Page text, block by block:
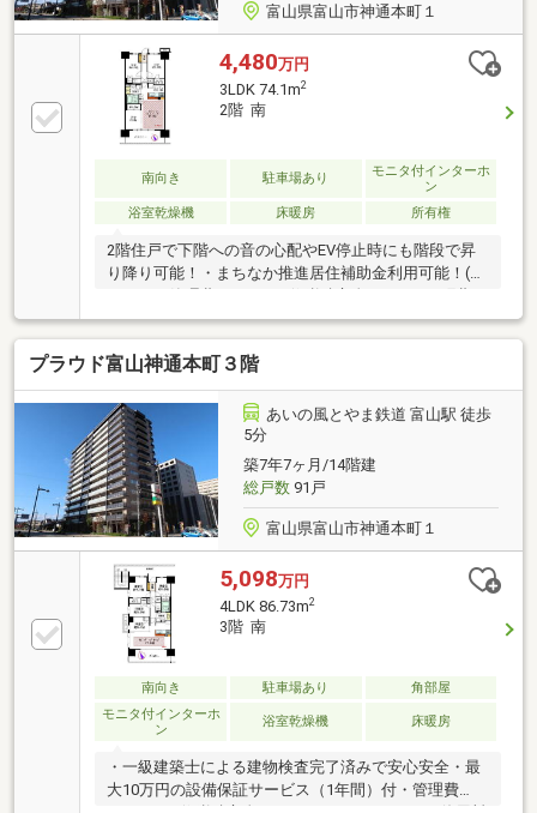
富山県富山市神通本町１
4,480万円
3LDK 74.1m2
2階 南
南向き 駐車場あり
モニタ付インターホ
ン
浴室乾燥機
床暖房 所有権
2階住戸で下階への音の心配やEV停止時にも階段で昇
り降り可能！・まちなか推進居住補助金利用可能！(50
万円）・管理費16200円、修繕積立金17070円、町費
500円・引渡/令和8年9月末以降可・駐車場/10000～
18000円/月（空き都度要確認）・CATV/全て可・イン
ターネット使用料979円/月・共用視聴施設料550円/
月・駐輪場100円～500円/月・取引条件有効期限/2026
年10月末日
プラウド富山神通本町３階
あいの風とやま鉄道 富山駅 徒歩
5分
築7年7ヶ月/14階建
総戸数91戸
富山県富山市神通本町１
5,098万円
4LDK 86.73m2
3階 南
南向き 駐車場あり
角部屋
モニタ付インターホ
ン
浴室乾燥機 床暖房
・一級建築士による建物検査完了済みで安心安全・最
大10万円の設備保証サービス（1年間）付・管理費